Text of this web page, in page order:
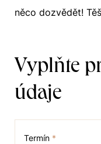
něco dozvědět!
Vyplňte
údaje
Termín *